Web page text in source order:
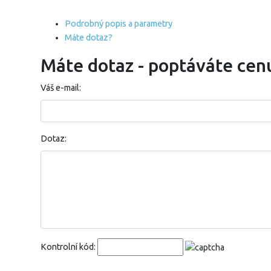
Podrobný popis a parametry
Máte dotaz?
Máte dotaz - poptáváte
Váš e-mail:
Dotaz:
Kontrolní kód: